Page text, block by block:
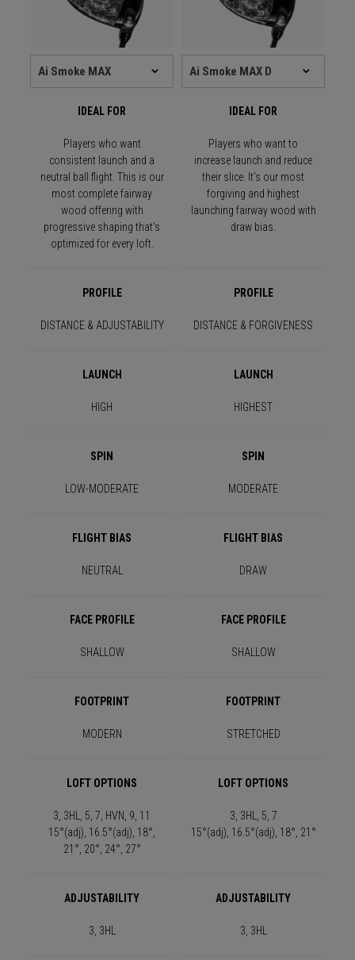
IDEAL FOR IDEAL FOR
Players who want
consistent launch and a
neutral ball flight. This is our
most complete fairway
wood offering with
progressive shaping that's
optimized for every loft.
Players who want to
increase launch and reduce
their slice. It's our most
forgiving and highest
launching fairway wood with
draw bias.
PROFILE PROFILE
DISTANCE & ADJUSTABILITY DISTANCE & FORGIVENESS
LAUNCH LAUNCH
HIGH HIGHEST
SPIN SPIN
LOW-MODERATE MODERATE
FLIGHT BIAS FLIGHT BIAS
NEUTRAL DRAW
FACE PROFILE FACE PROFILE
SHALLOW SHALLOW
FOOTPRINT FOOTPRINT
MODERN STRETCHED
LOFT OPTIONS LOFT OPTIONS
3, 3HL, 5, 7, HVN, 9, 11
15°(adj), 16.5°(adj), 18°,
21°, 20°, 24°, 27°
3, 3HL, 5, 7
15°(adj), 16.5°(adj), 18°, 21°
ADJUSTABILITY ADJUSTABILITY
3, 3HL 3, 3HL